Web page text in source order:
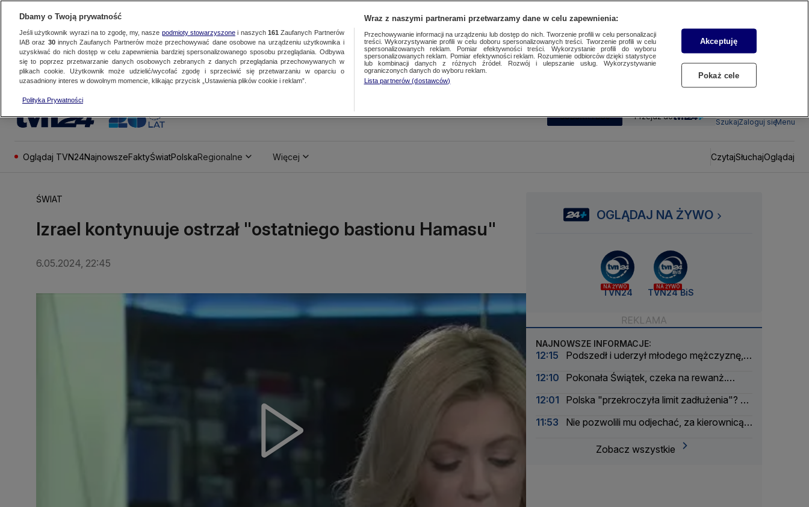
SUBSKRYBUJ Przejdź do
SzukajZaloguj sięMenu
Oglądaj TVN24NajnowszeFaktyŚwiatPolskaRegionalne Więcej CzytajSłuchajOglądaj
ŚWIAT
Izrael kontynuuje ostrzał "ostatniego bastionu Hamasu"
6.05.2024, 22:45
OGLĄDAJ NA ŻYWO
NA ŻYWO
TVN24
NA ŻYWO
TVN24 BiS
NAJNOWSZE INFORMACJE:
12:15
Podszedł i uderzył młodego mężczyznę,
12:10
Pokonała Świątek, czeka na rewanż.
12:01
Polska "przekroczyła limit zadłużenia"? To
11:53
Nie pozwolili mu odjechać, za kierownicą
Zobacz wszystkie
Dbamy o Twoją prywatność
Jeśli użytkownik wyrazi na to zgodę, my, nasze podmioty stowarzyszonei naszych 161 Zaufanych Partnerów
IAB oraz 30innych Zaufanych Partnerów może przechowywać dane osobowe na urządzeniu użytkownika i
uzyskiwać do nich dostęp w celu zapewnienia bardziej spersonalizowanego sposobu przeglądania. Odbywa
się to poprzez przetwarzanie danych osobowych zebranych z danych przeglądania przechowywanych w
plikach cookie. Użytkownik może udzielić/wycofać zgodę i sprzeciwić się przetwarzaniu w oparciu o
uzasadniony interes w dowolnym momencie, klikając przycisk „Ustawienia plików cookie i reklam”.
Polityka Prywatności
Wraz z naszymi partnerami przetwarzamy dane w celu zapewnienia:
Przechowywanie informacji na urządzeniu lub dostęp do nich. Tworzenie profili w celu personalizacji
treści. Wykorzystywanie profili w celu doboru spersonalizowanych treści. Tworzenie profili w celu
spersonalizowanych reklam. Pomiar efektywności treści. Wykorzystanie profili do wyboru
spersonalizowanych reklam. Pomiar efektywności reklam. Rozumienie odbiorców dzięki statystyce
lub kombinacji danych z różnych źródeł. Rozwój i ulepszanie usług. Wykorzystywanie
ograniczonych danych do wyboru reklam.
Lista partnerów (dostawców)
Akceptuję
Pokaż cele